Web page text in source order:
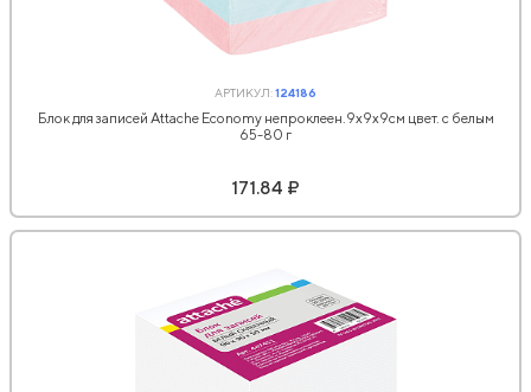
АРТИКУЛ:124186
Блок для записей Attache Economy непроклеен.9х9х9см цвет. с белым
65-80 г
171.84 ₽